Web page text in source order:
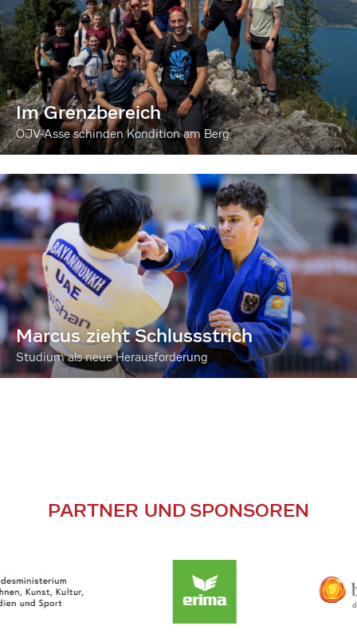
Im Grenzbereich
ÖJV-Asse schinden Kondition am Berg
Marcus zieht Schlussstrich
Studium als neue Herausforderung
PARTNER UND SPONSOREN